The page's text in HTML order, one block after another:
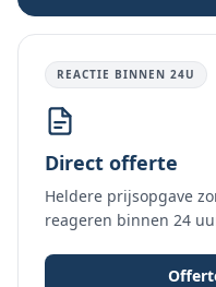
REACTIE BINNEN 24U
Direct offerte
Heldere prijsopgave
reageren binnen 24